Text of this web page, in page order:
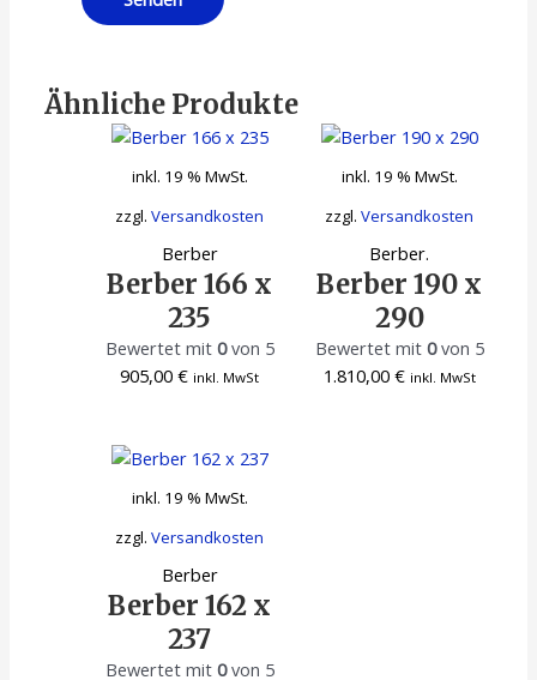
Ähnliche Produkte
inkl. 19 % MwSt.
zzgl.Versandkosten
Berber
Berber 166 x
235
Bewertet mit 0von 5
905,00€ inkl. MwSt
inkl. 19 % MwSt.
zzgl.Versandkosten
Berber.
Berber 190 x
290
Bewertet mit 0von 5
1.810,00 € inkl. MwSt
inkl. 19 % MwSt.
zzgl.Versandkosten
Berber
Berber 162 x
237
Bewertet mit 0von 5